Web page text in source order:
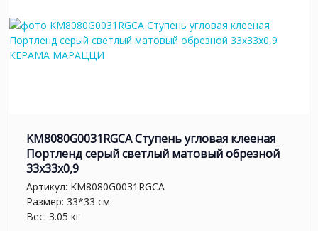
KM8080G0031RGCA Ступень угловая клееная
Портленд серый светлый матовый обрезной
33x33x0,9
Артикул: KM8080G0031RGCA
Размер: 33*33 см
Вес: 3.05 кг